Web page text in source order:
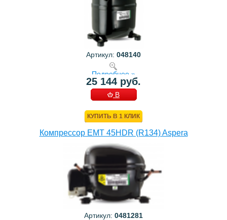
Артикул: 048140
Подробнее »
25 144 руб.
В
КУПИТЬ В 1 КЛИК
Компрессор EMT 45HDR (R134) Aspera
Артикул: 0481281